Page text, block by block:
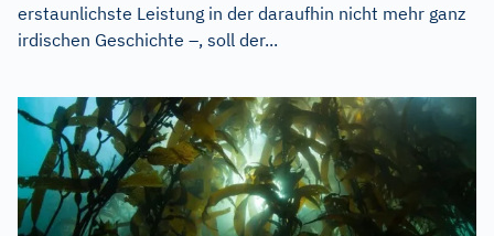
erstaunlichste Leistung in der daraufhin nicht mehr ganz
irdischen Geschichte –, soll der...